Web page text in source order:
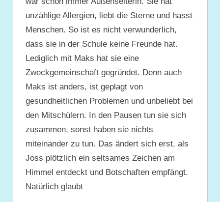
unzählige Allergien, liebt die Sterne und hasst
Menschen. So ist es nicht verwunderlich,
dass sie in der Schule keine Freunde hat.
Lediglich mit Maks hat sie eine
Zweckgemeinschaft gegründet. Denn auch
Maks ist anders, ist geplagt von
gesundheitlichen Problemen und unbeliebt bei
den Mitschülern. In den Pausen tun sie sich
zusammen, sonst haben sie nichts
miteinander zu tun. Das ändert sich erst, als
Joss plötzlich ein seltsames Zeichen am
Himmel entdeckt und Botschaften empfängt.
Natürlich glaubt